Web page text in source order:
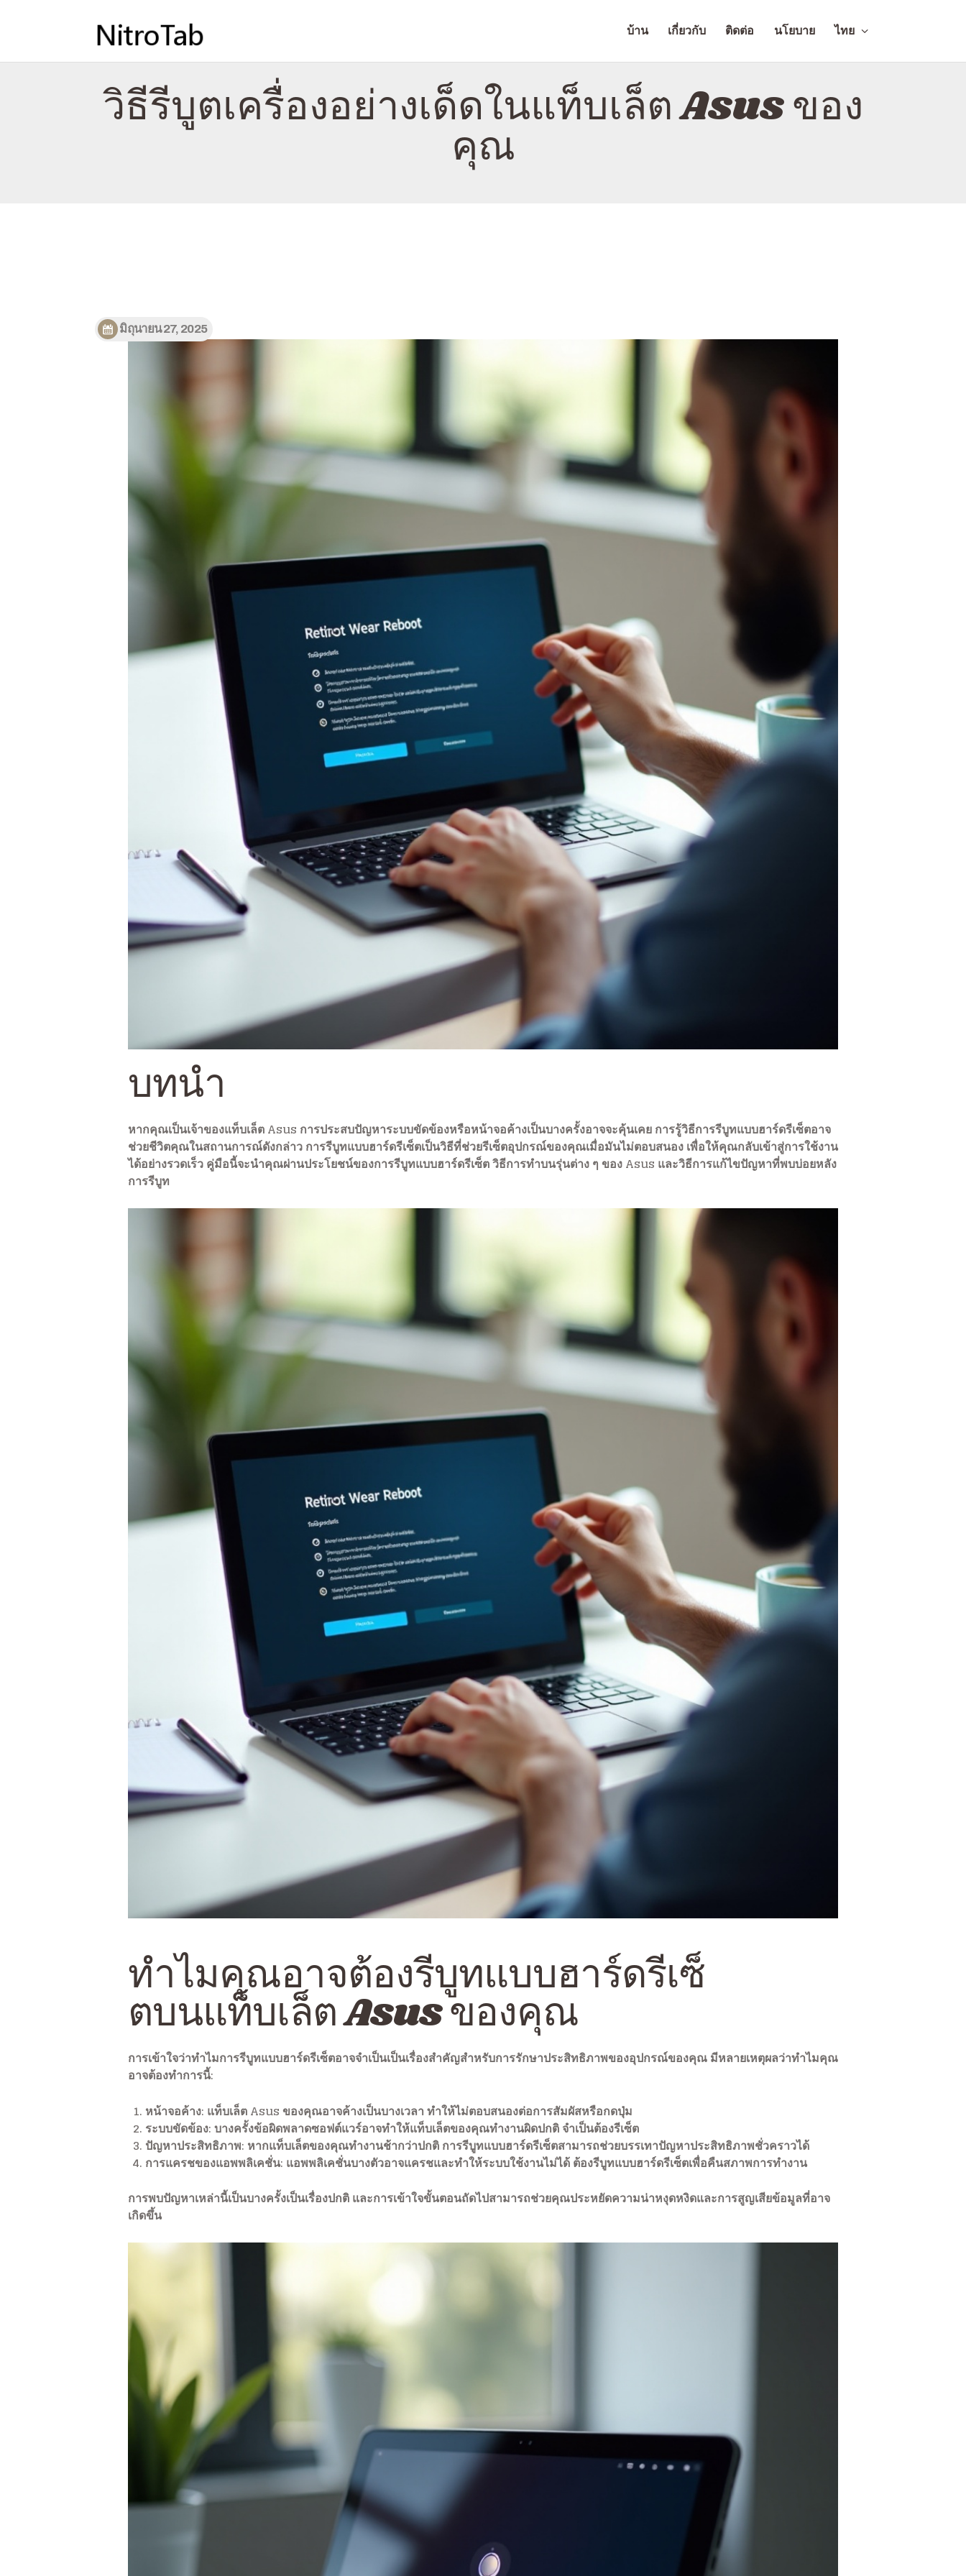
บ้าน เกี่ยวกับ ติดต่อ นโยบาย ไทย
วิธีรีบูตเครื่องอย่างเด็ดในแท็บเล็ต Asus ของ
คุณ
NITROTAB
ติดต่อ
นโยบาย
มิถุนายน 27, 2025
บทนำ
หากคุณเป็นเจ้าของแท็บเล็ต Asus การประสบปัญหาระบบขัดข้องหรือหน้าจอค้างเป็นบางครั้งอาจจะคุ้นเคย การรู้วิธีการรีบูทแบบฮาร์ดรีเซ็ตอาจ
ช่วยชีวิตคุณในสถานการณ์ดังกล่าว การรีบูทแบบฮาร์ดรีเซ็ตเป็นวิธีที่ช่วยรีเซ็ตอุปกรณ์ของคุณเมื่อมันไม่ตอบสนอง เพื่อให้คุณกลับเข้าสู่การใช้งาน
ได้อย่างรวดเร็ว คู่มือนี้จะนำคุณผ่านประโยชน์ของการรีบูทแบบฮาร์ดรีเซ็ต วิธีการทำบนรุ่นต่าง ๆ ของ Asus และวิธีการแก้ไขปัญหาที่พบบ่อยหลัง
การรีบูท
ทำไมคุณอาจต้องรีบูทแบบฮาร์ดรีเซ็
ตบนแท็บเล็ต Asus ของคุณ
การเข้าใจว่าทำไมการรีบูทแบบฮาร์ดรีเซ็ตอาจจำเป็นเป็นเรื่องสำคัญสำหรับการรักษาประสิทธิภาพของอุปกรณ์ของคุณ มีหลายเหตุผลว่าทำไมคุณ
อาจต้องทำการนี้:
หน้าจอค้าง: แท็บเล็ต Asus ของคุณอาจค้างเป็นบางเวลา ทำให้ไม่ตอบสนองต่อการสัมผัสหรือกดปุ่ม
ระบบขัดข้อง: บางครั้งข้อผิดพลาดซอฟต์แวร์อาจทำให้แท็บเล็ตของคุณทำงานผิดปกติ จำเป็นต้องรีเซ็ต
ปัญหาประสิทธิภาพ: หากแท็บเล็ตของคุณทำงานช้ากว่าปกติ การรีบูทแบบฮาร์ดรีเซ็ตสามารถช่วยบรรเทาปัญหาประสิทธิภาพชั่วคราวได้
การแครชของแอพพลิเคชั่น: แอพพลิเคชั่นบางตัวอาจแครชและทำให้ระบบใช้งานไม่ได้ ต้องรีบูทแบบฮาร์ดรีเซ็ตเพื่อคืนสภาพการทำงาน
การพบปัญหาเหล่านี้เป็นบางครั้งเป็นเรื่องปกติ และการเข้าใจขั้นตอนถัดไปสามารถช่วยคุณประหยัดความน่าหงุดหงิดและการสูญเสียข้อมูลที่อาจ
เกิดขึ้น